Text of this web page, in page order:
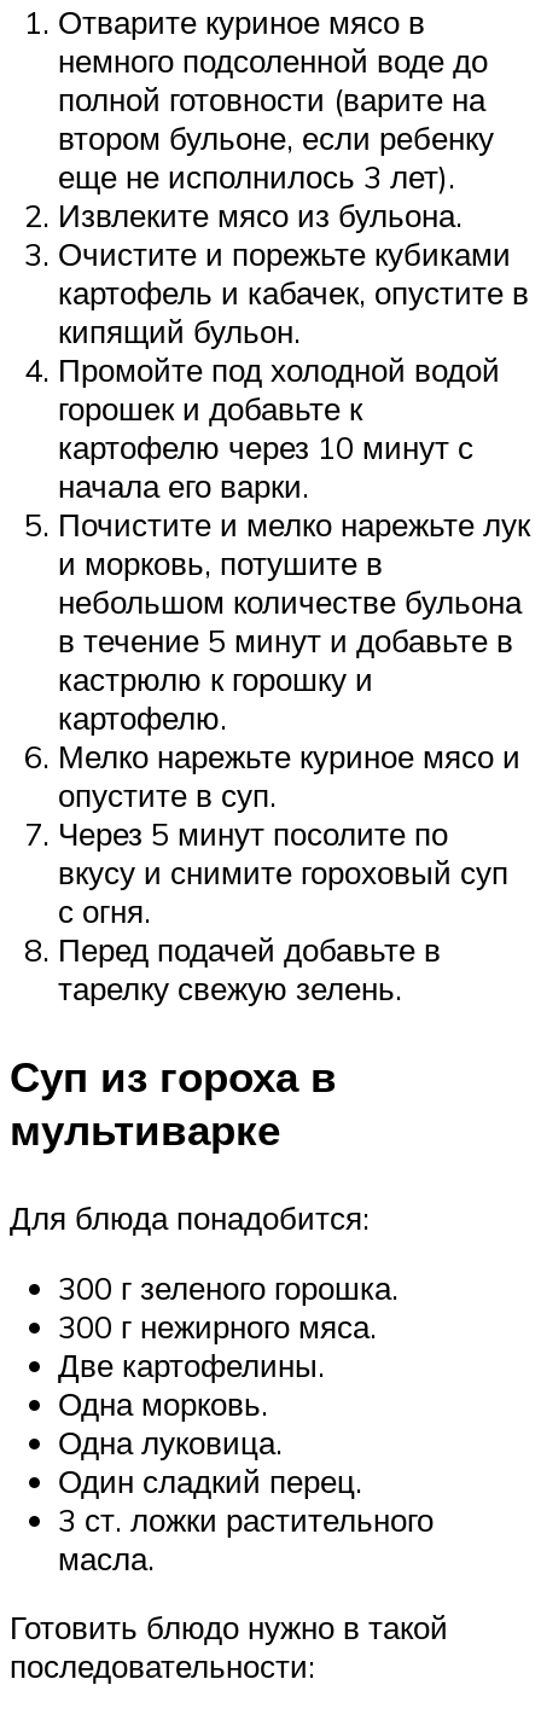
Отварите куриное мясо в
немного подсоленной воде до
полной готовности (варите на
втором бульоне, если ребенку
еще не исполнилось 3 лет).
Извлеките мясо из бульона.
Очистите и порежьте кубиками
картофель и кабачек, опустите в
кипящий бульон.
Промойте под холодной водой
горошек и добавьте к
картофелю через 10 минут с
начала его варки.
Почистите и мелко нарежьте лук
и морковь, потушите в
небольшом количестве бульона
в течение 5 минут и добавьте в
кастрюлю к горошку и
картофелю.
Мелко нарежьте куриное мясо и
опустите в суп.
Через 5 минут посолите по
вкусу и снимите гороховый суп
с огня.
Перед подачей добавьте в
тарелку свежую зелень.
Суп из гороха в
мультиварке
Для блюда понадобится:
300 г зеленого горошка.
300 г нежирного мяса.
Две картофелины.
Одна морковь.
Одна луковица.
Один сладкий перец.
3 ст. ложки растительного
масла.
Готовить блюдо нужно в такой
последовательности: